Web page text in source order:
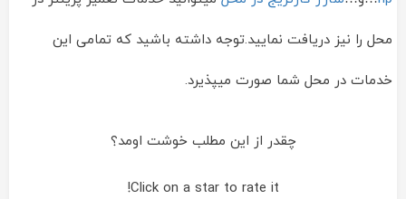
محل را نیز دریافت نمایید.توجه داشته باشید که تمامی این
خدمات در محل شما صورت میپذیرد.
چقدر از این مطلب خوشت اومد؟
Click on a star to rate it!